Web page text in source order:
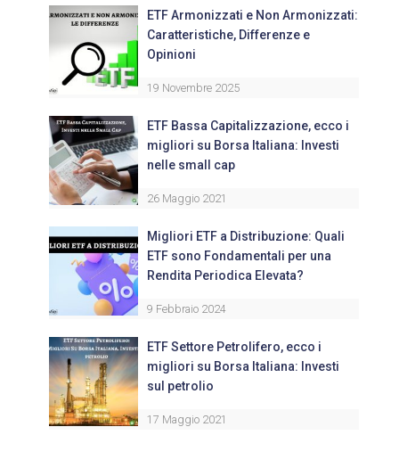
ETF Armonizzati e Non Armonizzati:
Caratteristiche, Differenze e
Opinioni
19 Novembre 2025
ETF Bassa Capitalizzazione, ecco i
migliori su Borsa Italiana: Investi
nelle small cap
26 Maggio 2021
Migliori ETF a Distribuzione: Quali
ETF sono Fondamentali per una
Rendita Periodica Elevata?
9 Febbraio 2024
ETF Settore Petrolifero, ecco i
migliori su Borsa Italiana: Investi
sul petrolio
17 Maggio 2021